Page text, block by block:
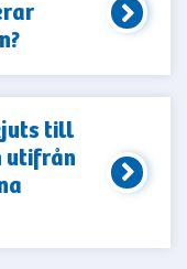
till
utifrån